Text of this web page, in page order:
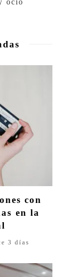
ocio
con
en la
3 días